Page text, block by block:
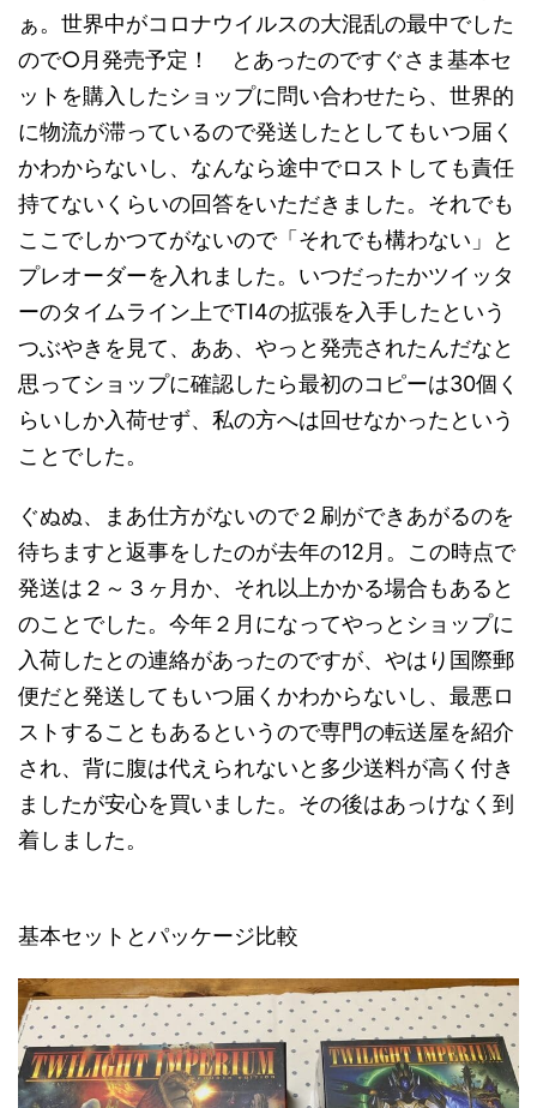
ぁ。世界中がコロナウイルスの大混乱の最中でした
ので○月発売予定！ とあったのですぐさま基本セ
ットを購入したショップに問い合わせたら、世界的
に物流が滞っているので発送したとしてもいつ届く
かわからないし、なんなら途中でロストしても責任
持てないくらいの回答をいただきました。それでも
ここでしかつてがないので「それでも構わない」と
プレオーダーを入れました。いつだったかツイッタ
ーのタイムライン上でTI4の拡張を入手したという
つぶやきを見て、ああ、やっと発売されたんだなと
思ってショップに確認したら最初のコピーは30個く
らいしか入荷せず、私の方へは回せなかったという
ことでした。
ぐぬぬ、まあ仕方がないので２刷ができあがるのを
待ちますと返事をしたのが去年の12月。この時点で
発送は２～３ヶ月か、それ以上かかる場合もあると
のことでした。今年２月になってやっとショップに
入荷したとの連絡があったのですが、やはり国際郵
便だと発送してもいつ届くかわからないし、最悪ロ
ストすることもあるというので専門の転送屋を紹介
され、背に腹は代えられないと多少送料が高く付き
ましたが安心を買いました。その後はあっけなく到
着しました。
基本セットとパッケージ比較